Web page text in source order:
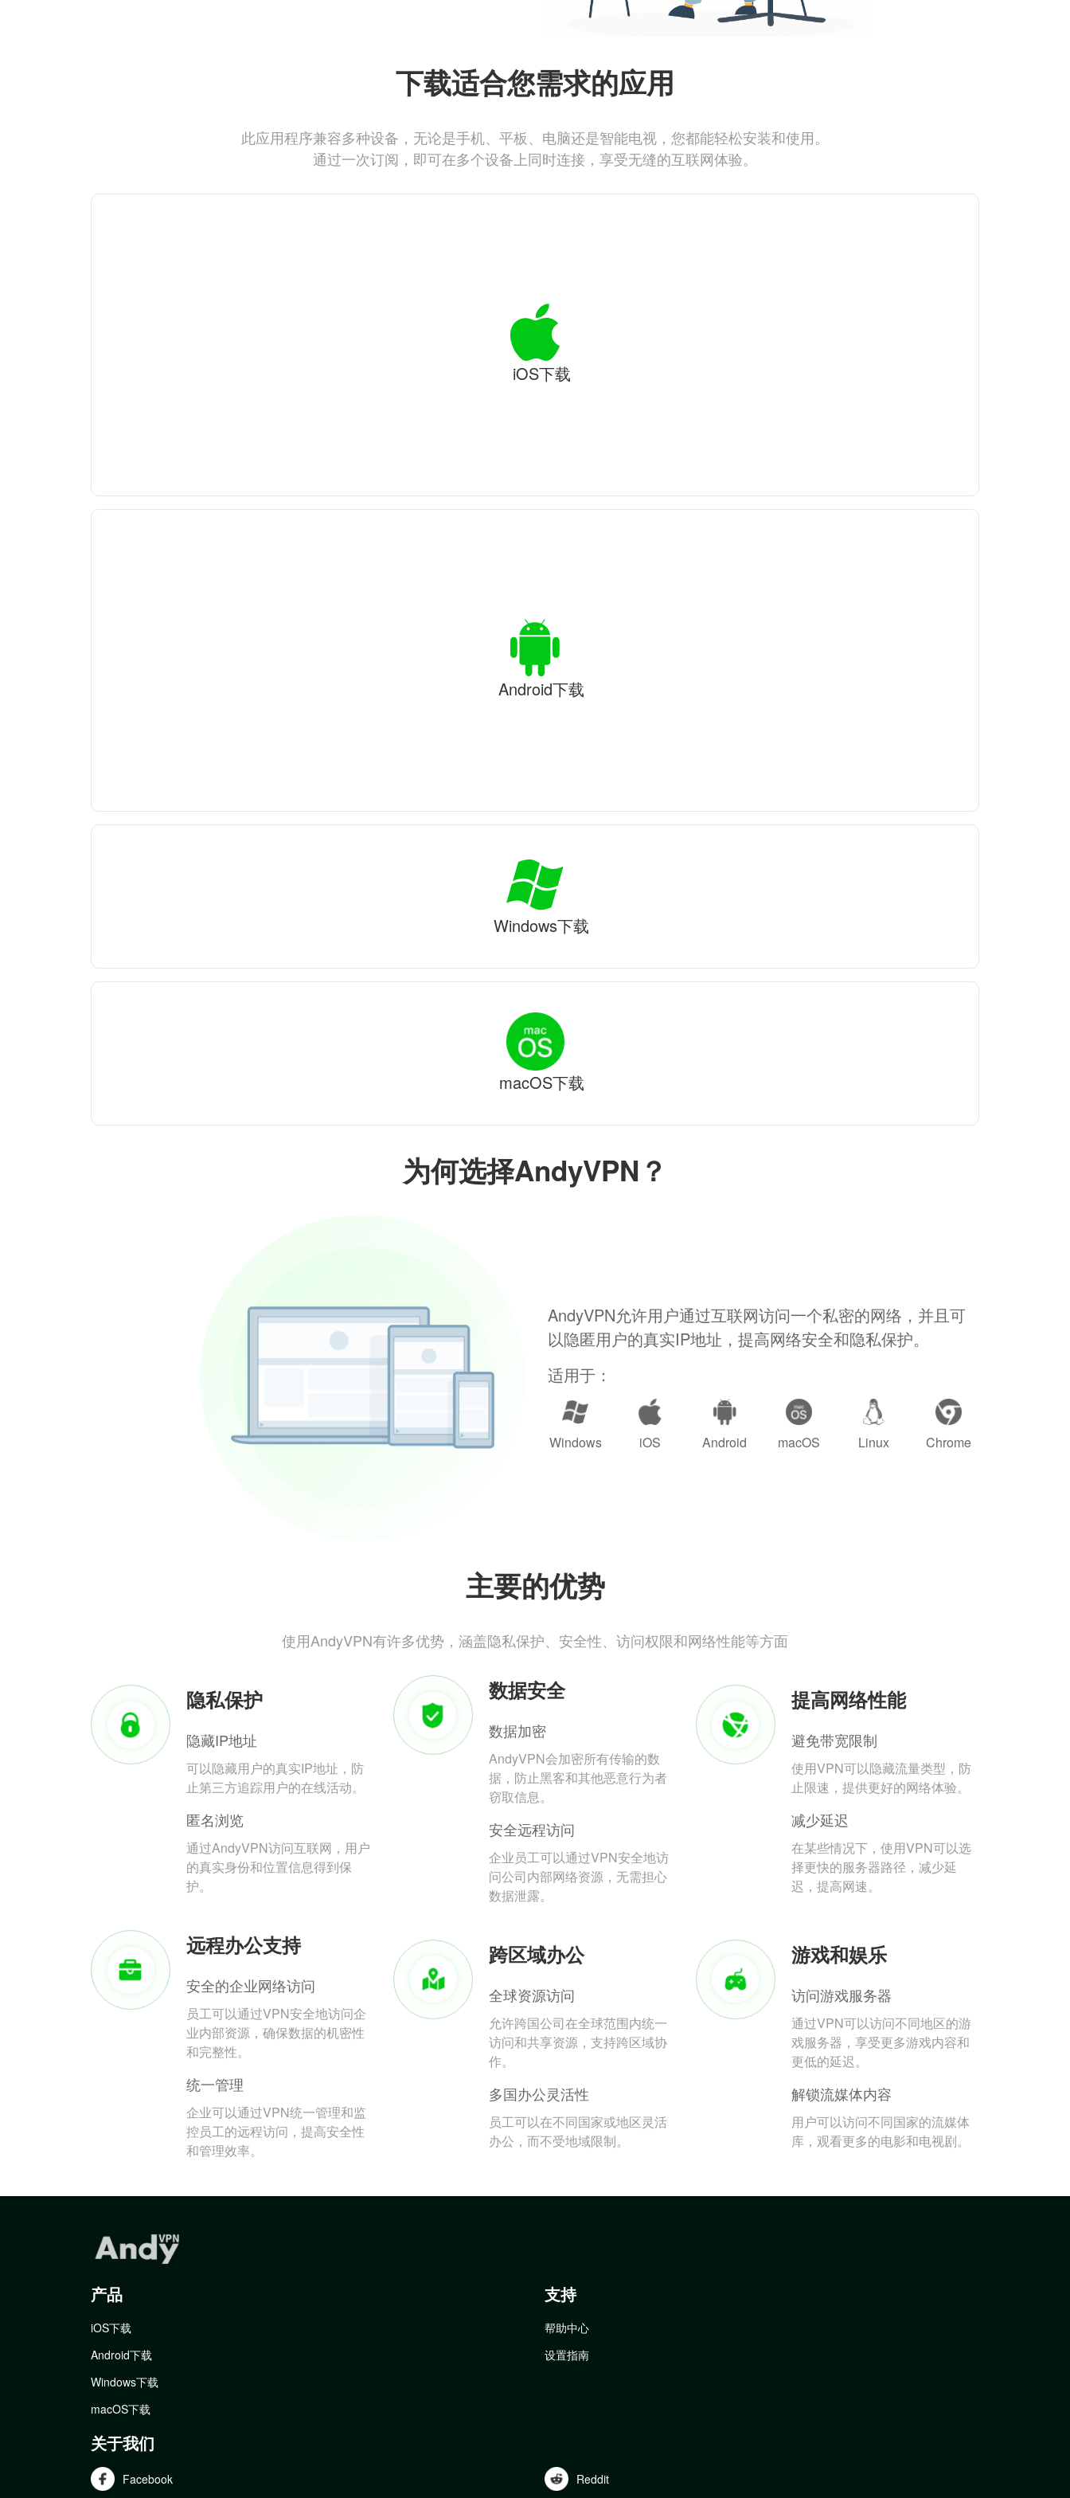
为何选择AndyVPN？
AndyVPN允许用户通过互联网访问一个私密的网络，并且可
以隐匿用户的真实IP地址，提高网络安全和隐私保护。
适用于：
Windows iOS Android macOS Linux Chrome
主要的优势
使用AndyVPN有许多优势，涵盖隐私保护、安全性、访问权限和网络性能等方面
隐私保护
隐藏IP地址
可以隐藏用户的真实IP地址，防
止第三方追踪用户的在线活动。
匿名浏览
通过AndyVPN访问互联网，用户
的真实身份和位置信息得到保
护。
数据安全
数据加密
AndyVPN会加密所有传输的数
据，防止黑客和其他恶意行为者
窃取信息。
安全远程访问
企业员工可以通过VPN安全地访
问公司内部网络资源，无需担心
数据泄露。
提高网络性能
避免带宽限制
使用VPN可以隐藏流量类型，防
止限速，提供更好的网络体验。
减少延迟
在某些情况下，使用VPN可以选
择更快的服务器路径，减少延
迟，提高网速。
远程办公支持
安全的企业网络访问
员工可以通过VPN安全地访问企
业内部资源，确保数据的机密性
和完整性。
统一管理
企业可以通过VPN统一管理和监
控员工的远程访问，提高安全性
和管理效率。
跨区域办公
全球资源访问
允许跨国公司在全球范围内统一
访问和共享资源，支持跨区域协
作。
多国办公灵活性
员工可以在不同国家或地区灵活
办公，而不受地域限制。
游戏和娱乐
访问游戏服务器
通过VPN可以访问不同地区的游
戏服务器，享受更多游戏内容和
更低的延迟。
解锁流媒体内容
用户可以访问不同国家的流媒体
库，观看更多的电影和电视剧。
下载适合您需求的应用
此应用程序兼容多种设备，无论是手机、平板、电脑还是智能电视，您都能轻松安装和使用。
通过一次订阅，即可在多个设备上同时连接，享受无缝的互联网体验。
iOS下载
Android下载
Windows下载
macOS下载
产品
iOS下载
Android下载
Windows下载
macOS下载
支持
帮助中心
设置指南
关于我们
Facebook Reddit